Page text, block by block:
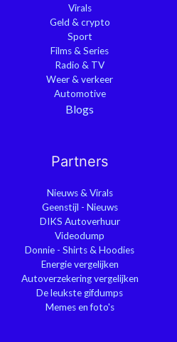
Virals
Geld & crypto
Sport
Films & Series
Radio & TV
Weer & verkeer
Automotive
Blogs
Partners
Nieuws & Virals
Geenstijl - Nieuws
DIKS Autoverhuur
Videodump
Donnie - Shirts & Hoodies
Energie vergelijken
Autoverzekering vergelijken
De leukste gifdumps
Memes en foto's